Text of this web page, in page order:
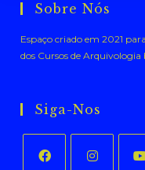
Sobre Nós
Espaço criado em 2021
dos Cursos de
Siga-Nos